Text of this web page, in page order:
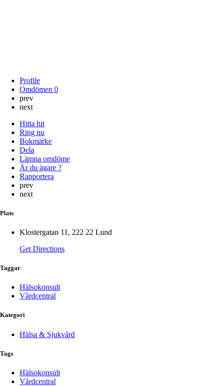
Profile
Omdömen 0
prev
next
Hitta hit
Ring nu
Bokmärke
Dela
Lämna omdöme
Är du ägare ?
Rapportera
prev
next
Plats
Klostergatan 11, 222 22 Lund
Get Directions
Taggar
Hälsokonsult
Vårdcentral
Kategori
Hälsa & Sjukvård
Tags
Hälsokonsult
Vårdcentral